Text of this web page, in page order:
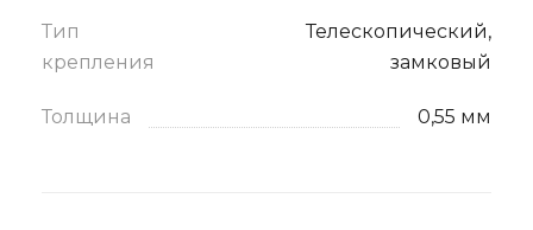
Тип
крепления
Телескопический,
замковый
Толщина 0,55 мм